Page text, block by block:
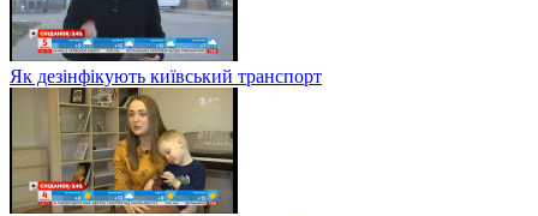
Як дезінфікують київський транспорт